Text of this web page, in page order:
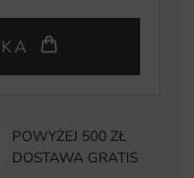
POWYŻEJ 500 ZŁ
DOSTAWA GRATIS